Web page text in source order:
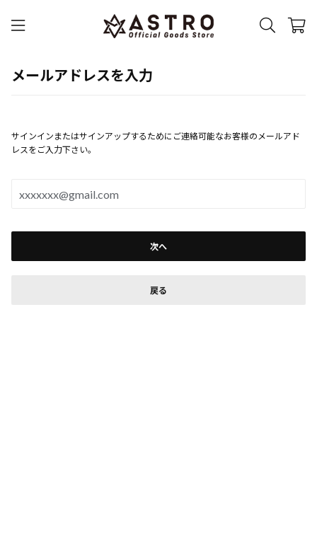
メールアドレスを入力
サインインまたはサインアップするためにご連絡可能なお客様のメールアド
レスをご入力下さい。
次へ
戻る